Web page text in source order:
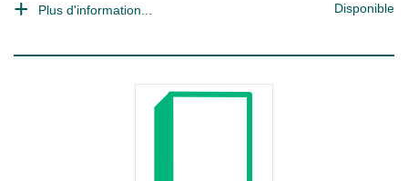
Plus d'information... Disponible